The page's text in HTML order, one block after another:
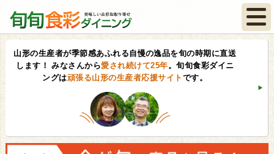
山形の生産者が季節感あふれる自慢の逸品を旬の時期に直送
します！ みなさんから愛され続けて25年。旬旬食彩ダイニ
ングは頑張る山形の生産者応援サイト です。